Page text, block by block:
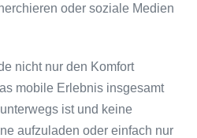
oder soziale Medien
nicht nur den Komfort
mobile Erlebnis insgesamt
ist und keine
aufzuladen oder einfach nur